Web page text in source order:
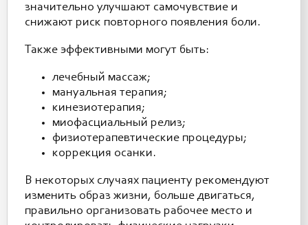
значительно улучшают самочувствие и
снижают риск повторного появления боли.
Также эффективными могут быть:
лечебный массаж;
мануальная терапия;
кинезиотерапия;
миофасциальный релиз;
физиотерапевтические процедуры;
коррекция осанки.
В некоторых случаях пациенту рекомендуют
изменить образ жизни, больше двигаться,
правильно организовать рабочее место и